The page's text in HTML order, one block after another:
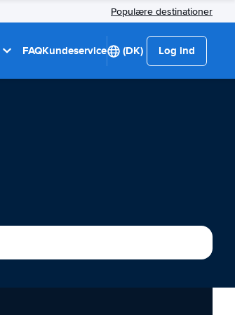
Populære destinationer
FAQKundeservice (DK) Log ind